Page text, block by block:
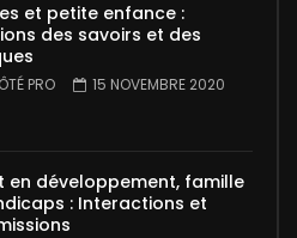
et petite enfance :
des savoirs et des
PRO 15 NOVEMBRE 2020
en développement, famille
: Interactions et